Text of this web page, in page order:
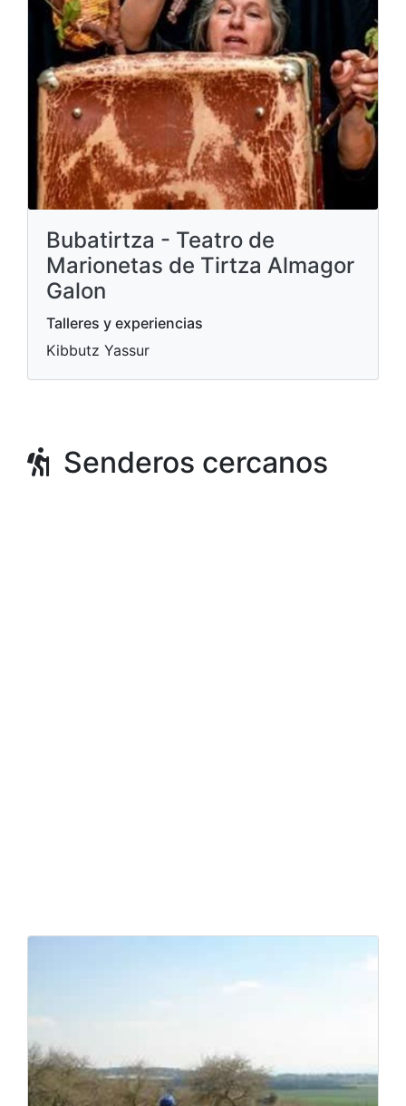
Bubatirtza - Teatro de
Marionetas de Tirtza Almagor
Galon
Talleres y experiencias
Kibbutz Yassur
Senderos cercanos